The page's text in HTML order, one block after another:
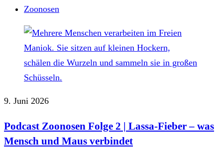
Zoonosen
9. Juni 2026
Podcast Zoonosen Folge 2 | Lassa-Fieber – was
Mensch und Maus verbindet